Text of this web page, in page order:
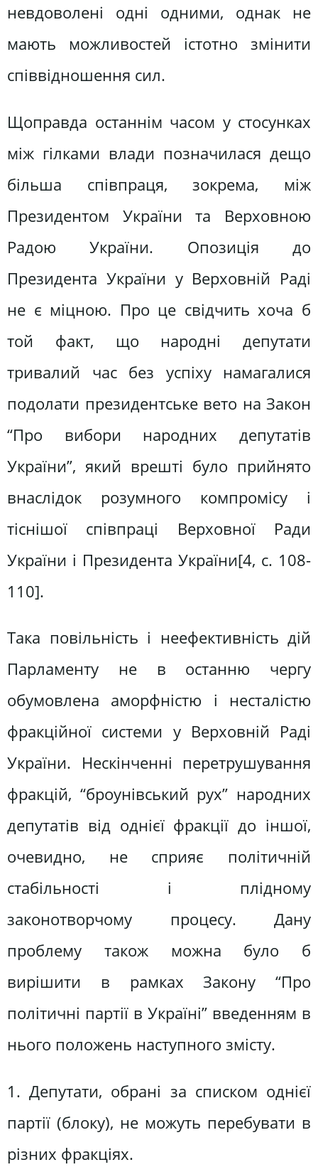
невдоволені одні одними, однак не
мають можливостей істотно змінити
співвідношення сил.
Щоправда останнім часом у стосунках
між гілками влади позначилася дещо
більша співпраця, зокрема, між
Президентом України та Верховною
Радою України. Опозиція до
Президента України у Верховній Раді
не є міцною. Про це свідчить хоча б
той факт, що народні депутати
тривалий час без успіху намагалися
подолати президентське вето на Закон
“Про вибори народних депутатів
України”, який врешті було прийнято
внаслідок розумного компромісу і
тіснішої співпраці Верховної Ради
України і Президента України[4, c. 108-
110].
Така повільність і неефективність дій
Парламенту не в останню чергу
обумовлена аморфністю і несталістю
фракційної системи у Верховній Раді
України. Нескінченні перетрушування
фракцій, “броунівський рух” народних
депутатів від однієї фракції до іншої,
очевидно, не сприяє політичній
стабільності і плідному
законотворчому процесу. Дану
проблему також можна було б
вирішити в рамках Закону “Про
політичні партії в Україні” введенням в
нього положень наступного змісту.
1. Депутати, обрані за списком однієї
партії (блоку), не можуть перебувати в
різних фракціях.